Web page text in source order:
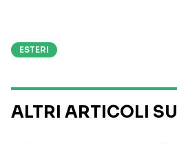
ESTERI
ALTRI ARTICOLI SU